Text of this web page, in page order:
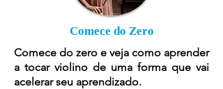
Comece do Zero
Comece do zero e veja como aprender
a tocar violino de uma forma que vai
acelerar seu aprendizado.